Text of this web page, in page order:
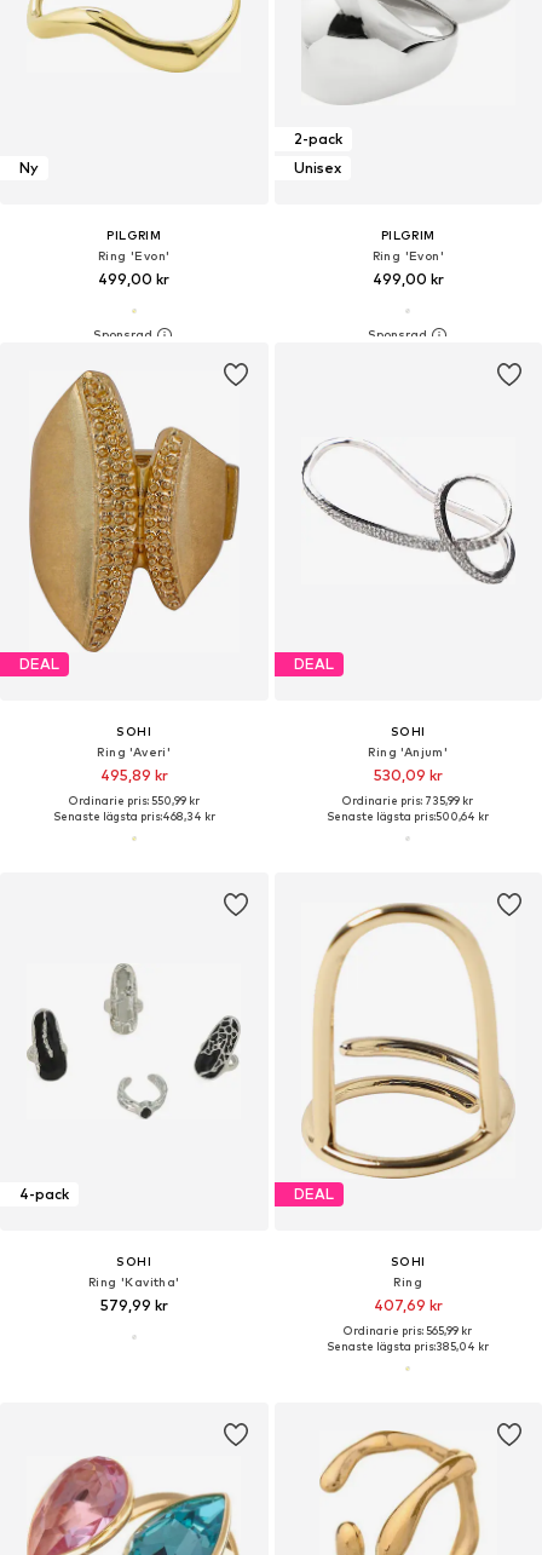
Ny
PILGRIM
Ring 'Evon'
499,00 kr
2-pack
Unisex
PILGRIM
Ring 'Evon'
499,00 kr
DEAL
SOHI
Ring 'Averi'
495,89 kr
Ordinarie pris: 550,99 kr
Senaste lägsta pris:468,34 kr
DEAL
SOHI
Ring 'Anjum'
530,09 kr
Ordinarie pris: 735,99 kr
Senaste lägsta pris:500,64 kr
4-pack
SOHI
Ring 'Kavitha'
579,99 kr
DEAL
SOHI
Ring
407,69 kr
Ordinarie pris: 565,99 kr
Senaste lägsta pris:385,04 kr